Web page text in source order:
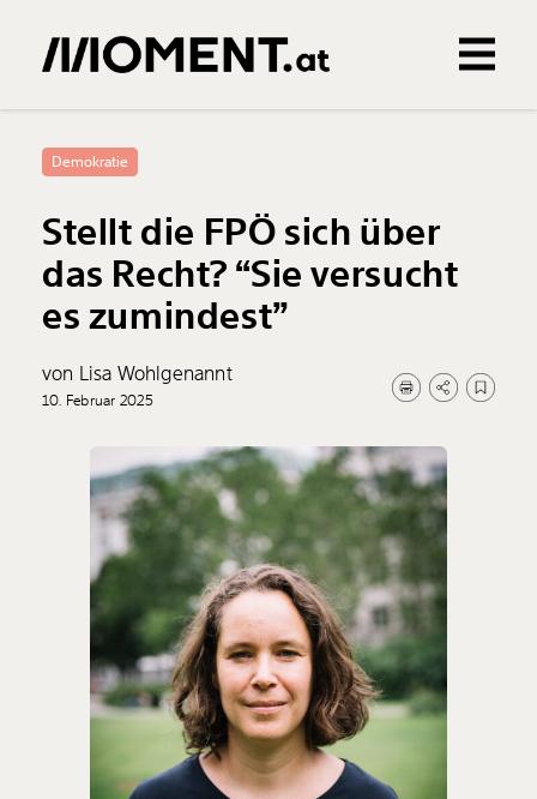
0Treffer
Demokratie
Stellt die FPÖ sich über
das Recht? “Sie versucht
es zumindest”
von Lisa Wohlgenannt
10. Februar 2025